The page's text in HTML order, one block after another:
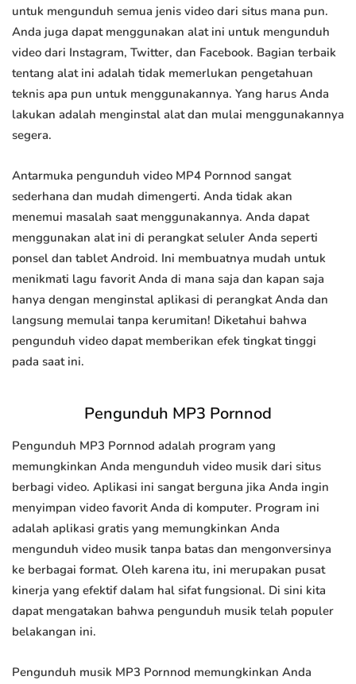
untuk mengunduh semua jenis video dari situs mana pun.
Anda juga dapat menggunakan alat ini untuk mengunduh
video dari Instagram, Twitter, dan Facebook. Bagian terbaik
tentang alat ini adalah tidak memerlukan pengetahuan
teknis apa pun untuk menggunakannya. Yang harus Anda
lakukan adalah menginstal alat dan mulai menggunakannya
segera.
Antarmuka pengunduh video MP4 Pornnod sangat
sederhana dan mudah dimengerti. Anda tidak akan
menemui masalah saat menggunakannya. Anda dapat
menggunakan alat ini di perangkat seluler Anda seperti
ponsel dan tablet Android. Ini membuatnya mudah untuk
menikmati lagu favorit Anda di mana saja dan kapan saja
hanya dengan menginstal aplikasi di perangkat Anda dan
langsung memulai tanpa kerumitan! Diketahui bahwa
pengunduh video dapat memberikan efek tingkat tinggi
pada saat ini.
Pengunduh MP3 Pornnod
Pengunduh MP3 Pornnod adalah program yang
memungkinkan Anda mengunduh video musik dari situs
berbagi video. Aplikasi ini sangat berguna jika Anda ingin
menyimpan video favorit Anda di komputer. Program ini
adalah aplikasi gratis yang memungkinkan Anda
mengunduh video musik tanpa batas dan mengonversinya
ke berbagai format. Oleh karena itu, ini merupakan pusat
kinerja yang efektif dalam hal sifat fungsional. Di sini kita
dapat mengatakan bahwa pengunduh musik telah populer
belakangan ini.
Pengunduh musik MP3 Pornnod memungkinkan Anda